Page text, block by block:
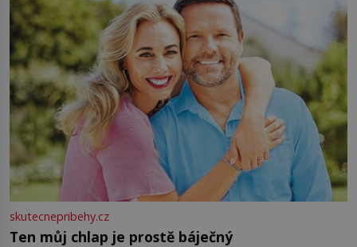
skutecnepribehy.cz
Ten můj chlap je prostě báječný